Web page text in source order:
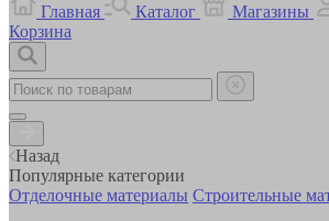
Главная
Каталог Магазины
Корзина
Назад
Популярные категории
Отделочные материалы Строительные